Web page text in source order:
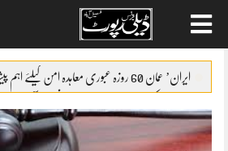
contentایران’ عمان 60 روزہ عبوری معاہدہ امن کیلئے اہم پیشرفت (اداریہ)
پیشرفت کا جائزہ
ایس ایس سی امتحانات 2026ء کا شیڈول جاری